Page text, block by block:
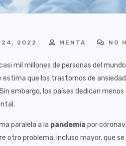
24, 2022 MENTA NO
mil millones de personas del
estima que los trastornos de
embargo, los países dedican
paralela a la pandemia por
otro problema, incluso mayor, que se